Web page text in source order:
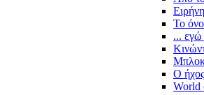
Το
... εγώ
Ο
World